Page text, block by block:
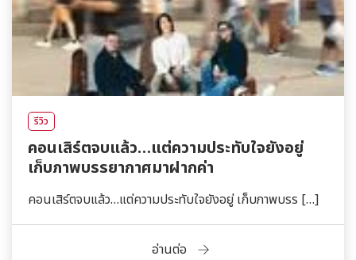
รีวิว
คอนเสิร์ตจบแล้ว…แต่ความประทับใจยังอยู่
เก็บภาพบรรยากาศมาฝากค่า
คอนเสิร์ตจบแล้ว…แต่ความประทับใจยังอยู่ เก็บภาพบรร […]
อ่านต่อ